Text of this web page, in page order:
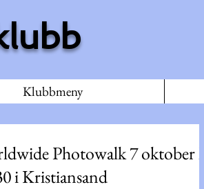
Klubbmeny
Photowalk 7 oktober kl.
i Kristiansand